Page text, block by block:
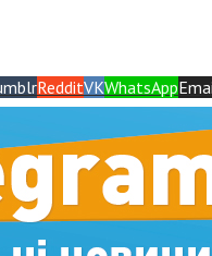
RedditVKWhatsApp